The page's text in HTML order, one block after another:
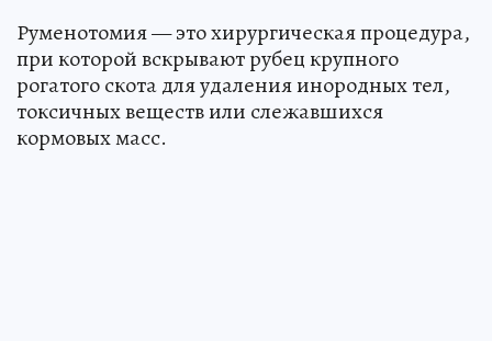
Руменотомия — это хирургическая процедура,
при которой вскрывают рубец крупного
рогатого скота для удаления инородных тел,
токсичных веществ или слежавшихся
кормовых масс.